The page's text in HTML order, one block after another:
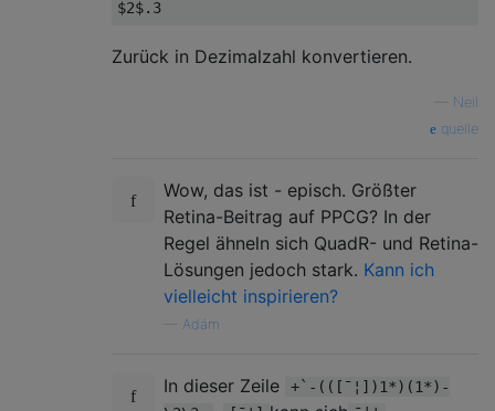
Zurück in Dezimalzahl konvertieren.
Neil
quelle
Wow, das ist - episch. Größter
Retina-Beitrag auf PPCG? In der
Regel ähneln sich QuadR- und Retina-
Lösungen jedoch stark. Kann ich
vielleicht inspirieren?
Adám
In dieser Zeile
+`-(([¯¦])1*)(1*)-